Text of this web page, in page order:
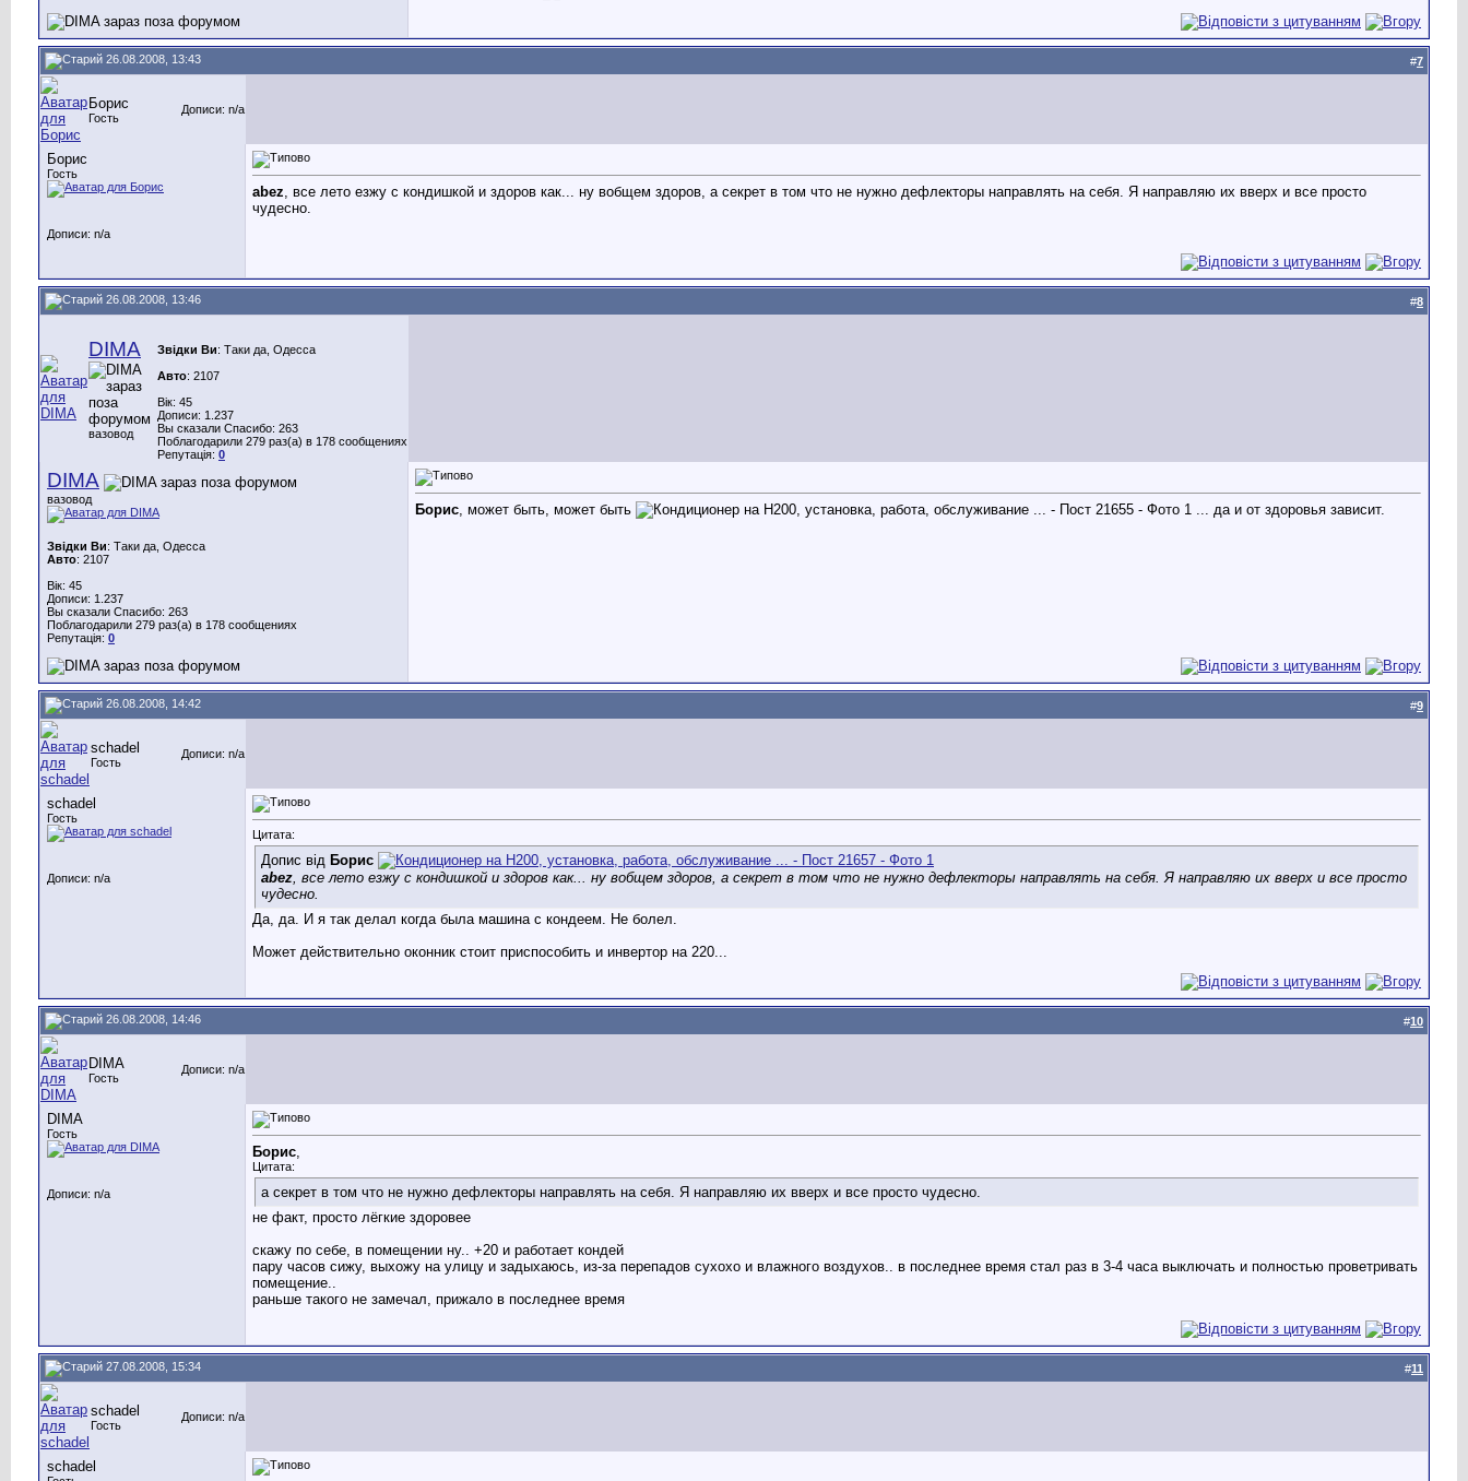
26.08.2008, 13:43 #7
Борис
Гость
Дописи: n/a
Борис
Гость
Дописи: n/a
abez , все лето езжу с кондишкой и здоров как... ну вобщем здоров, а секрет в том что не нужно дефлекторы направлять на себя. Я направляю их вверх и все просто
чудесно.
26.08.2008, 13:46 #8
DIMA
вазовод
Звідки Ви: Таки да, Одесса
Авто: 2107
Вік: 45
Дописи: 1.237
Вы сказали Спасибо: 263
Поблагодарили 279 раз(а) в 178 сообщениях
Репутація: 0
DIMA
вазовод
Звідки Ви: Таки да, Одесса
Авто: 2107
Вік: 45
Дописи: 1.237
Вы сказали Спасибо: 263
Поблагодарили 279 раз(а) в 178 сообщениях
Репутація: 0
Борис , может быть, может быть ... да и от здоровья зависит.
26.08.2008, 14:42 #9
schadel
Гость
Дописи: n/a
schadel
Гость
Дописи: n/a
Цитата:
Допис від Борис
abez , все лето езжу с кондишкой и здоров как... ну вобщем здоров, а секрет в том что не нужно дефлекторы направлять на себя. Я направляю их вверх и все просто
чудесно.
Да, да. И я так делал когда была машина с кондеем. Не болел.
Может действительно оконник стоит приспособить и инвертор на 220...
26.08.2008, 14:46 #10
DIMA
Гость
Дописи: n/a
DIMA
Гость
Дописи: n/a
Борис
Цитата:
а секрет в том что не нужно дефлекторы направлять на себя. Я направляю их вверх и все просто чудесно.
не факт, просто лёгкие здоровее
скажу по себе, в помещении ну.. +20 и работает кондей
пару часов сижу, выхожу на улицу и задыхаюсь, из-за перепадов сухохо и влажного воздухов.. в последнее время стал раз в 3-4 часа выключать и полностью проветривать
помещение..
раньше такого не замечал, прижало в последнее время
27.08.2008, 15:34 #11
schadel
Гость
Дописи: n/a
schadel